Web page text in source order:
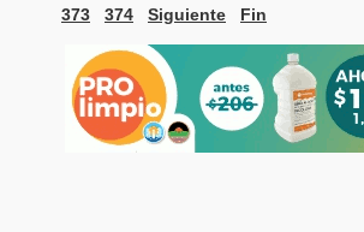
373
374 Siguiente Fin